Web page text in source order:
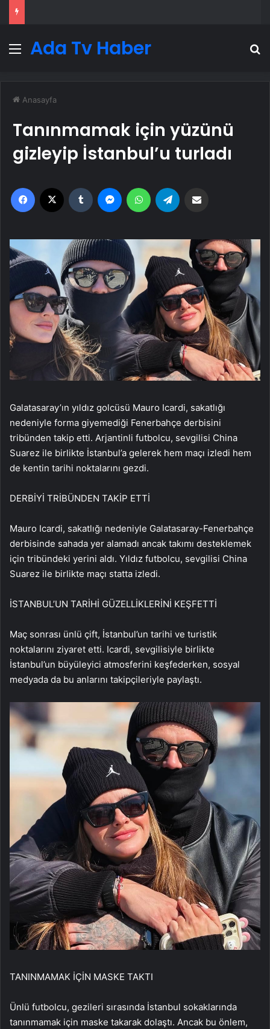
Menü
Ada Tv Haber
Anasayfa
Tanınmamak için yüzünü
gizleyip İstanbul’u turladı
Facebook Tumblr MessengerWhatsApp
Galatasaray’ın yıldız golcüsü Mauro Icardi, sakatlığı
nedeniyle forma giyemediği Fenerbahçe derbisini
tribünden takip etti. Arjantinli futbolcu, sevgilisi China
Suarez ile birlikte İstanbul’a gelerek hem maçı izledi hem
de kentin tarihi noktalarını gezdi.
DERBİYİ TRİBÜNDEN TAKİP ETTİ
Mauro Icardi, sakatlığı nedeniyle Galatasaray-Fenerbahçe
derbisinde sahada yer alamadı ancak takımı desteklemek
için tribündeki yerini aldı. Yıldız futbolcu, sevgilisi China
Suarez ile birlikte maçı statta izledi.
İSTANBUL’UN TARİHİ GÜZELLİKLERİNİ KEŞFETTİ
Maç sonrası ünlü çift, İstanbul’un tarihi ve turistik
noktalarını ziyaret etti. Icardi, sevgilisiyle birlikte
İstanbul’un büyüleyici atmosferini keşfederken, sosyal
medyada da bu anlarını takipçileriyle paylaştı.
TANINMAMAK İÇİN MASKE TAKTI
Ünlü futbolcu, gezileri sırasında İstanbul sokaklarında
tanınmamak için maske takarak dolaştı. Ancak bu önlem,